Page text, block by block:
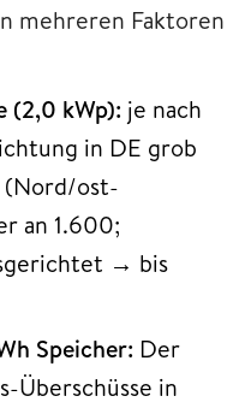
mehreren Faktoren
(2,0 kWp): je nach
in DE grob
(Nord/ost-
an 1.600;
→ bis
Speicher: Der
Überschüsse in